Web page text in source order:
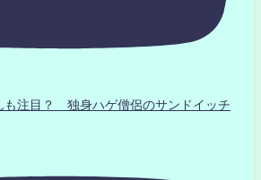
も注目？ 独身ハゲ僧侶のサンドイッチ